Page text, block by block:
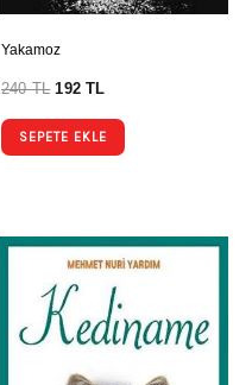
Yakamoz
240TL 192TL
SEPETE EKLE